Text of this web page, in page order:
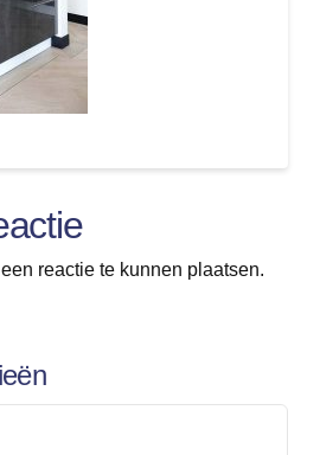
reactie te kunnen plaatsen.